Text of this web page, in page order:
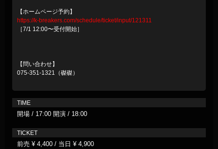
【ホームページ予約】
https://k-breakers.com/schedule/ticket/input/121311
［7/1 12:00〜受付開始］
【問い合わせ】
075-351-1321（磔磔）
TIME
開場 / 17:00 開演 / 18:00
TICKET
前売 ¥ 4,400 / 当日 ¥ 4,900